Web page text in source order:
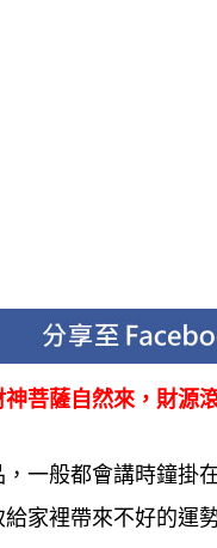
菩薩自然來，財源
一般都會講時鐘掛
家裡帶來不好的運